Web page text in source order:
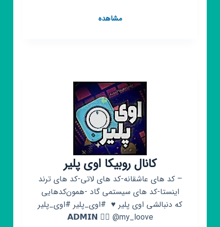
مشاهدهکانال
کانال روبیکا اوی پلیر
– کد های عاشقانه-کد های لاتی-کد های ترند
اینستا-کد های سیستمی گاد -همون‌کد‌هایی
که دنبالشی اوی پلیر ♥️ ‌ #اوی_پلیر #اوی_پلیر
‌𝗔𝗗𝗠𝗜𝗡 👇🏼 @my_loove